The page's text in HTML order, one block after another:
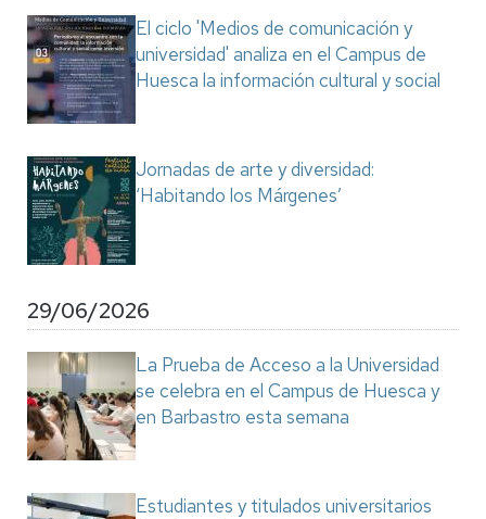
El ciclo 'Medios de comunicación y
universidad' analiza en el Campus de
Huesca la información cultural y social
Jornadas de arte y diversidad:
‘Habitando los Márgenes’
29/06/2026
La Prueba de Acceso a la Universidad
se celebra en el Campus de Huesca y
en Barbastro esta semana
Estudiantes y titulados universitarios